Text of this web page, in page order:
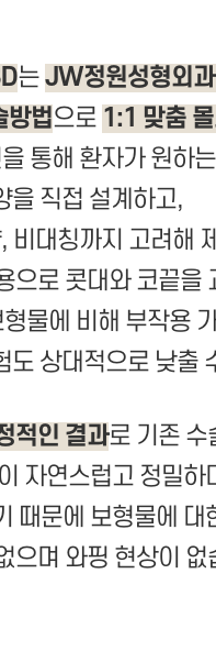
는JW정원성형외
방법으로 1:1 맞춤
통해 환자가 원하
을 직접 설계하고,
비대칭까지 고려해
으로 콧대와 코끝을
물에 비해 부작용
도 상대적으로 낮출
적인 결과로 기존 수
자연스럽고 정밀하
때문에 보형물에 대
으며 와핑 현상이 없